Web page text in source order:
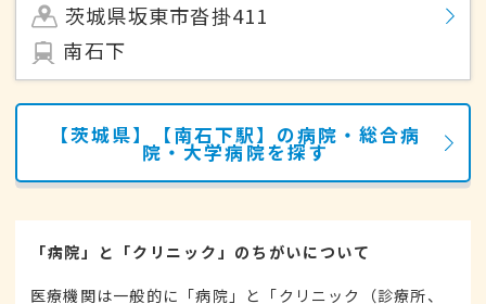
茨城県坂東市沓掛411
南石下
【茨城県】【南石下駅】の病院・総合病
院・大学病院を探す
「病院」と「クリニック」のちがいについて
医療機関は一般的に「病院」と「クリニック（診療所、